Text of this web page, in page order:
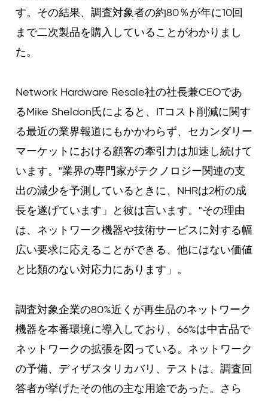
す。その結果、調査対象者の約80％が年に10回
まで二次製品を購入していることがわかりまし
た。
Network Hardware Resale社の社長兼CEOであ
るMike Sheldon氏によると、ITコスト削減に関す
る最近の業界報道にもかかわらず、セカンダリー
マーケットにおける顧客の牽引力は加速し続けて
います。"業界の専門家がテクノロジー関連の支
出の減少を予測しているときに、NHRは2桁の成
長を遂げています」と彼は言います。"その理由
は、ネットワーク機器や技術サービスに対する幅
広い要求に応えることができる、他にはない価値
と比類のない対応力にあります」。
調査対象企業の80%近くが再生品のネットワーク
機器を本番環境に導入しており、66%は中古品で
ネットワークの拡張を図っている。ネットワーク
の予備、ディザスタリカバリ、テストは、調査回
答者が挙げたその他の主な用途であった。さら